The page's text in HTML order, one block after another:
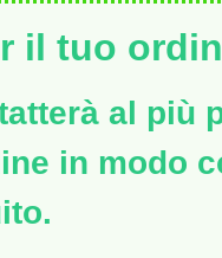
il tuo
al più
in modo